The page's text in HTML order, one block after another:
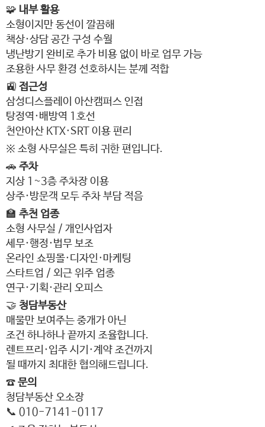
🧩 내부 활용
소형이지만 동선이 깔끔해
책상·상담 공간 구성 수월
냉난방기 완비로 추가 비용 없이 바로 업무 가능
조용한 사무 환경 선호하시는 분께 적합
🚉 접근성
삼성디스플레이 아산캠퍼스 인접
탕정역·배방역 1호선
천안아산 KTX·SRT 이용 편리
※ 소형 사무실은 특히 귀한 편입니다.
🚗 주차
지상 1~3층 주차장 이용
상주·방문객 모두 주차 부담 적음
🏫 추천 업종
소형 사무실 / 개인사업자
세무·행정·법무 보조
온라인 쇼핑몰·디자인·마케팅
스타트업 / 외근 위주 업종
연구·기획·관리 오피스
🤝 청담부동산
매물만 보여주는 중개가 아닌
조건 하나하나 끝까지 조율합니다.
렌트프리·입주 시기·계약 조건까지
될 때까지 최대한 협의해드립니다.
☎ 문의
청담부동산 오소장
📞 010-7141-0117